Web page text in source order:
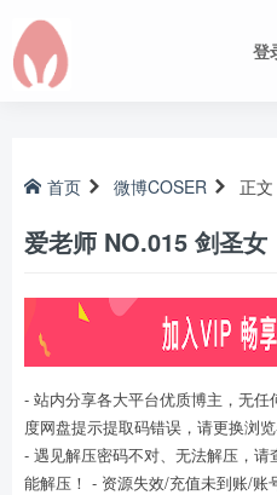
登
首页 微博COSER 正文
爱老师 NO.015 剑圣女
- 站内分享各大平台优质博主，无
度网盘提示提取码错误，请更换浏
- 遇见解压密码不对、无法解压，请
能解压！ - 资源失效/充值未到账/账